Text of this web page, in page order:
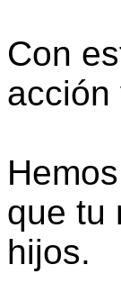
Con
acción
que tu
hijos.